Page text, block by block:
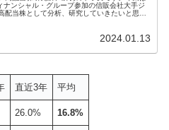
ナンシャル・グループ参加の信販会社大手ジ
配当株として分析、研究していきたいと思い
2024.01.13
直近3年 平均
26.0% 16.8%